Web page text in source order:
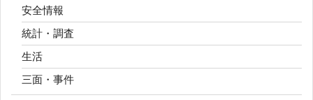
安全情報
統計・調査
生活
三面・事件